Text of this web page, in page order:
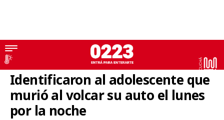
Accidente fatal
Identificaron al adolescente que
murió al volcar su auto el lunes
por la noche